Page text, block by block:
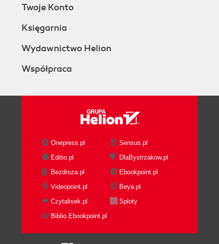
Twoje Konto
Księgarnia
Wydawnictwo Helion
Współpraca
Onepress.pl
Sensus.pl
Editio.pl
DlaBystrzakow.pl
Bezdroza.pl
Ebookpoint.pl
Videopoint.pl
Beya.pl
Czytalisek.pl
Sploty
Biblio.Ebookpoint.pl